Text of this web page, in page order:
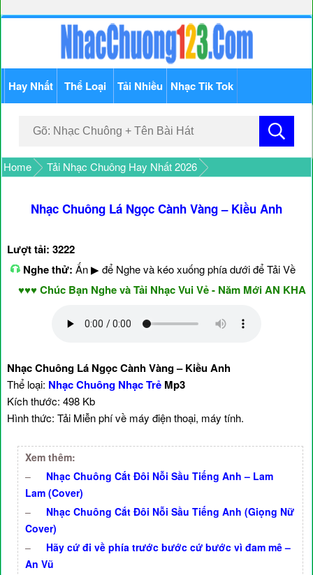
Hay Nhất Thể Loại Tải Nhiều Nhạc Tik Tok
Home Tải Nhạc Chuông Hay Nhất 2026
Nhạc Chuông Lá Ngọc Cành Vàng – Kiều Anh
Lượt tải: 3222
Nghe thử: Ấn ▶ để Nghe và kéo xuống phía dưới để Tải Về
Chúc Bạn Nghe và Tải Nhạc Vui Vẻ - Năm Mới AN KHANG
Nhạc Chuông Lá Ngọc Cành Vàng – Kiều Anh
Thể loại: Nhạc Chuông Nhạc Trẻ Mp3
Kích thước: 498 Kb
Hình thức: Tải Miễn phí về máy điện thoại, máy tính.
Xem thêm:
–
Nhạc Chuông Cắt Đôi Nỗi Sầu Tiếng Anh – Lam
Lam (Cover)
–
Nhạc Chuông Cắt Đôi Nỗi Sầu Tiếng Anh (Giọng Nữ
Cover)
–
Hãy cứ đi về phía trước bước cứ bước vì đam mê –
An Vũ